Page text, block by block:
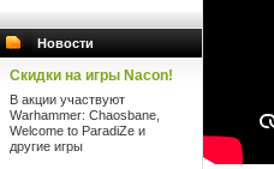
Новости
Скидки на игры Nacon!
В акции участвуют
Warhammer: Chaosbane,
Welcome to ParadiZe и
другие игры